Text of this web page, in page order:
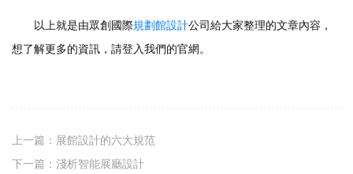
以上就是由眾創國際規劃館設計公司給大家整理的文章內容，
想了解更多的資訊，請登入我們的官網。
上一篇： 展館設計的六大規范
下一篇： 淺析智能展廳設計